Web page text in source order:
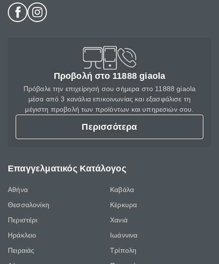
Προβολή στο 11888 giaola
Πρόβαλε την επιχείρησή σου σήμερα στο 11888 giaola
μέσα από 3 κανάλια επικοινωνίας και εξασφάλισε τη
μέγιστη προβολή των προϊόντων και υπηρεσιών σου.
Περισσότερα
Επαγγελματικός Κατάλογος
Αθήνα
Θεσσαλονίκη
Περιστέρι
Ηράκλειο
Πειραιάς
Καβάλα
Κέρκυρα
Χανιά
Ιωάννινα
Τρίπολη